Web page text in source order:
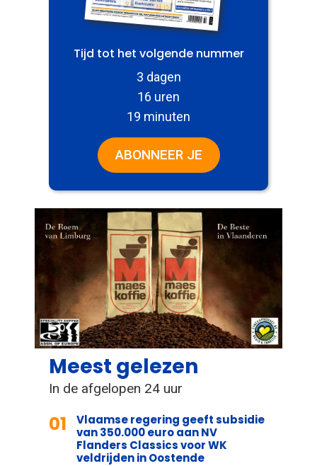
Tijd tot het volgende nummer
3 dagen
16 uren
19 minuten
ABONNEER JE
Meest gelezen
In de afgelopen 24 uur
01
Vlaamse regering geeft subsidie
van 350.000 euro aan NV
Flanders Classics voor WK
veldrijden in Oostende